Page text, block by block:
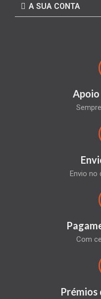
A SUA CONTA
Envio no
Com
Prémios